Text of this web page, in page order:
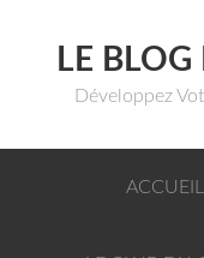
LE
Développez
ACCUEIL